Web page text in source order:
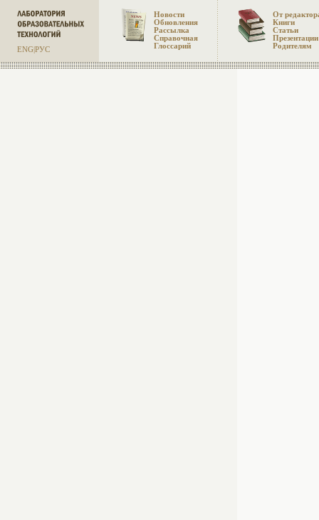
ENGРУС
Новости
Обновления
Рассылка
Справочная
Глоссарий
От
Книги
Статьи
Презентации
Родителям